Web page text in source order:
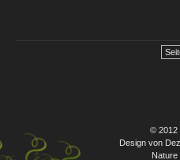
© 2012
Design von
Nature